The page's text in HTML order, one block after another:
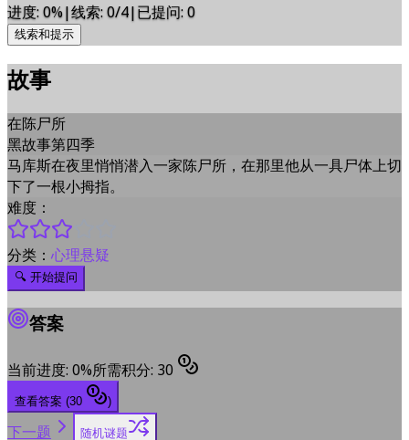
进度:0%|线索:0/4|已提问:0
线索和提示
故事
在陈尸所
黑故事第四季
马库斯在夜里悄悄潜入一家陈尸所，在那里他从一具尸体上切
下了一根小拇指。
难度：
分类： 心理悬疑
🔍 开始提问
答案
当前进度: 0%所需积分: 30
查看答案 (30 )
下一题 随机谜题